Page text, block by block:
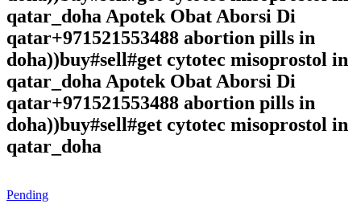
qatar_doha Apotek Obat Aborsi Di
qatar+971521553488 abortion pills in
doha))buy#sell#get cytotec misoprostol in
qatar_doha Apotek Obat Aborsi Di
qatar+971521553488 abortion pills in
doha))buy#sell#get cytotec misoprostol in
qatar_doha
Pending